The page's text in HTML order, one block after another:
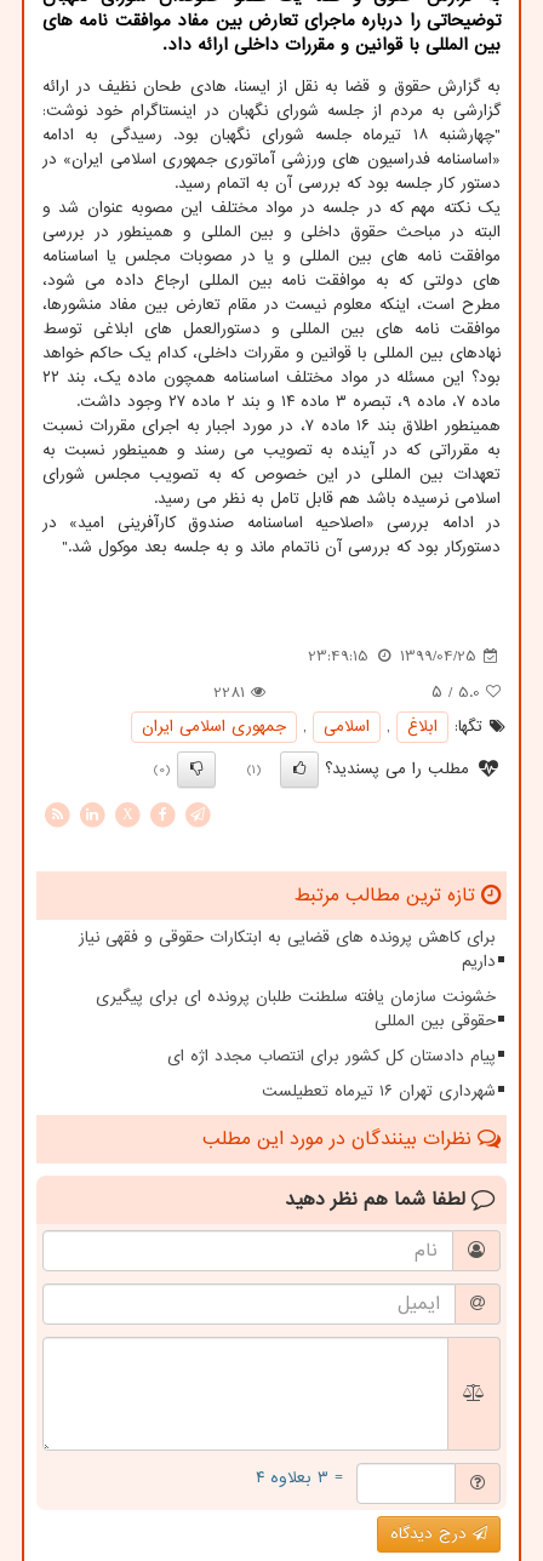
توضیحاتی را درباره ماجرای تعارض بین مفاد موافقت نامه های
بین المللی با قوانین و مقررات داخلی ارائه داد.
به گزارش حقوق و قضا به نقل از ایسنا، هادی طحان نظیف در ارائه
گزارشی به مردم از جلسه شورای نگهبان در اینستاگرام خود نوشت:
"چهارشنبه ۱۸ تیرماه جلسه شورای نگهبان بود. رسیدگی به ادامه
«اساسنامه فدراسیون های ورزشی آماتوری جمهوری اسلامی ایران» در
دستور کار جلسه بود که بررسی آن به اتمام رسید.
یک نکته مهم که در جلسه در مواد مختلف این مصوبه عنوان شد و
البته در مباحث حقوق داخلی و بین المللی و همینطور در بررسی
موافقت نامه های بین المللی و یا در مصوبات مجلس یا اساسنامه
های دولتی که به موافقت نامه بین المللی ارجاع داده می شود،
مطرح است، اینکه معلوم نیست در مقام تعارض بین مفاد منشورها،
موافقت نامه های بین المللی و دستورالعمل های ابلاغی توسط
نهادهای بین المللی با قوانین و مقررات داخلی، کدام یک حاکم خواهد
بود؟ این مسئله در مواد مختلف اساسنامه همچون ماده یک، بند ۲۲
ماده ۷، ماده ۹، تبصره ۳ ماده ۱۴ و بند ۲ ماده ۲۷ وجود داشت.
همینطور اطلاق بند ۱۶ ماده ۷، در مورد اجبار به اجرای مقررات نسبت
به مقرراتی که در آینده به تصویب می رسند و همینطور نسبت به
تعهدات بین المللی در این خصوص که به تصویب مجلس شورای
اسلامی نرسیده باشد هم قابل تامل به نظر می رسید.
در ادامه بررسی «اصلاحیه اساسنامه صندوق کارآفرینی امید» در
دستورکار بود که بررسی آن ناتمام ماند و به جلسه بعد موکول شد."
1399/04/25
23:49:15
5.0 / ۵
2281
تگها:
ابلاغ , اسلامی ,
جمهوری اسلامی ایران
مطلب را می پسندید؟
(1)
(0)
X
تازه ترین مطالب مرتبط
برای کاهش پرونده های قضایی به ابتکارات حقوقی و فقهی نیاز
داریم
خشونت سازمان یافته سلطنت طلبان پرونده ای برای پیگیری
حقوقی بین المللی
پیام دادستان کل کشور برای انتصاب مجدد اژه ای
شهرداری تهران ۱۶ تیرماه تعطیلست
نظرات بینندگان در مورد این مطلب
لطفا شما هم نظر دهید
= ۳ بعلاوه ۴
درج دیدگاه